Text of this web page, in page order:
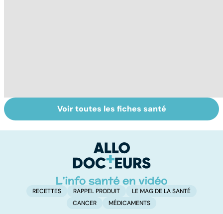
Violences
sexuelles :
Staphylocoque
doré : une
surveillance
Voir toutes les fiches santé
RECETTES RAPPEL PRODUIT
LE MAG DE LA SANTÉ
CANCER
MÉDICAMENTS